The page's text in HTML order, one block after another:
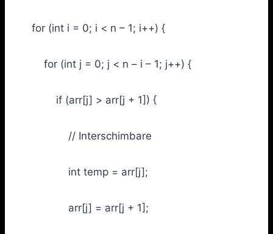
for (int i = 0; i < n – 1; i++) {
for (int j = 0; j < n – i – 1; j++) {
if (arr[j] > arr[j + 1]) {
// Interschimbare
int temp = arr[j];
arr[j] = arr[j + 1];